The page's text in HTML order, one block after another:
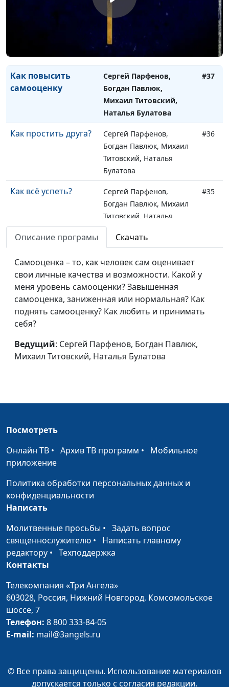
Сергей Парфенов,
Андрей Караульщиков,
Михаил Титовский,
Наталья Булатова
Как повысить
самооценку
Сергей Парфенов,
Богдан Павлюк,
Михаил Титовский,
Наталья Булатова
#37
Как простить друга?
Сергей Парфенов,
Богдан Павлюк, Михаил
Титовский, Наталья
Булатова
#36
Как всё успеть?
Сергей Парфенов,
Богдан Павлюк, Михаил
Титовский, Наталья
Булатова
#35
знакомиться в
интернете?
Сергей Парфенов,
Богдан Павлюк, Михаил
Титовский, Наталья
Булатова
#34
Бесконечная
любовь - миф или
Сергей Парфенов, Влад
Лапшин, Оксана Трусюк,
Быть свободным
Сергей Парфенов, Влад
Лапшин, Оксана Трусюк,
Малышева, Влад
Аркадий Прозоренко
Начать жизнь с
понедельника
Лапшин, Оксана Трусюк,
Аркадий Прозоренко
Конфликт: молчать
или обсуждать?
Сергей Парфенов, Анна
Лапшин, Оксана Трусюк,
Аркадий Прозоренко
Учиться или
работать?
Побег из курятника
Сергей Парфенов,
#26
Описание програмы Скачать
Самооценка – то, как человек сам оценивает
свои личные качества и возможности. Какой у
меня уровень самооценки? Завышенная
самооценка, заниженная или нормальная? Как
поднять самооценку? Как любить и принимать
себя?
Ведущий: Сергей Парфенов, Богдан Павлюк,
Михаил Титовский, Наталья Булатова
Посмотреть
Онлайн ТВ • Архив ТВ программ • Мобильное
приложение
Политика обработки персональных данных и
конфиденциальности
Написать
Молитвенные просьбы • Задать вопрос
священнослужителю • Написать главному
редактору • Техподдержка
Контакты
Телекомпания «Три Ангела»
603028, Россия, Нижний Новгород, Комсомольское
шоссе, 7
Телефон: 8 800 333-84-05
E-mail: mail@3angels.ru
© Все права защищены. Использование материалов
допускается только с согласия редакции.